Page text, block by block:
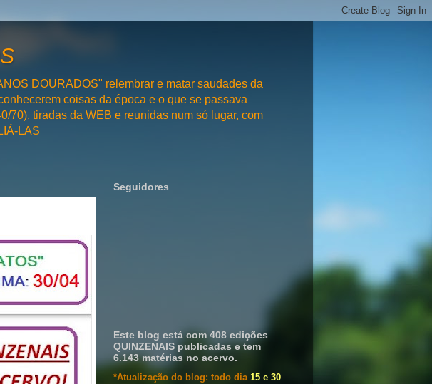
DOURADOS" relembrar e matar saudades da
coisas da época e o que se passava
70), tiradas da WEB e reunidas num só lugar, com
LAS
Seguidores
Este blog está com 408 edições
QUINZENAIS publicadas e tem
6.143 matérias no acervo.
*Atualização do blog: todo dia 15 e 30